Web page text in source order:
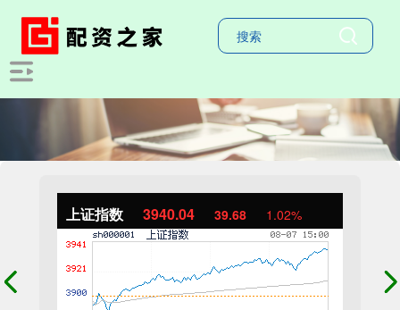
上证指数 3940.04 39.68 1.02%